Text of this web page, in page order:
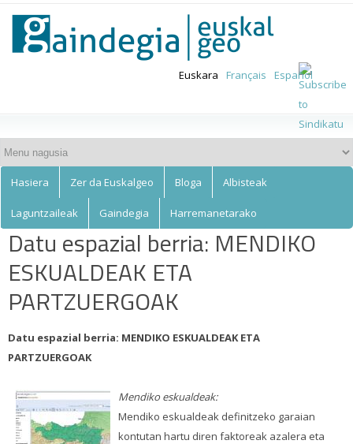
main
content
Euskalgeo
Euskara Français Español
Hasiera Zer da Euskalgeo Bloga Albisteak
Laguntzaileak Gaindegia Harremanetarako
Datu espazial berria: MENDIKO
ESKUALDEAK ETA
PARTZUERGOAK
Datu espazial berria: MENDIKO ESKUALDEAK ETA
PARTZUERGOAK
Mendiko eskualdeak:
Mendiko eskualdeak definitzeko garaian
kontutan hartu diren faktoreak azalera eta